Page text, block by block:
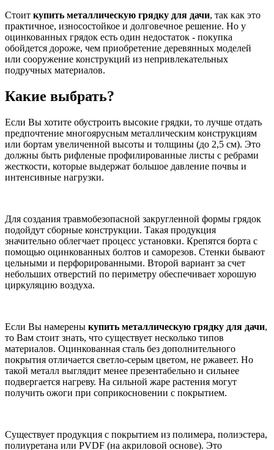
Стоит купить металлическую грядку для дачи, так как это
практичное, износостойкое и долговечное решение. Но у
оцинкованных грядок есть один недостаток - покупка
обойдется дороже, чем приобретение деревянных моделей
или сооружение конструкций из непривлекательных
подручных материалов.
Какие выбрать?
Если Вы хотите обустроить высокие грядки, то лучше отдать
предпочтение многоярусным металлическим конструкциям
или бортам увеличенной высоты и толщины (до 2,5 см). Это
должны быть рифленые профилированные листы с ребрами
жесткости, которые выдержат большое давление почвы и
интенсивные нагрузки.
Для создания травмобезопасной закругленной формы грядок
подойдут сборные конструкции. Такая продукция
значительно облегчает процесс установки. Крепятся борта с
помощью оцинкованных болтов и саморезов. Стенки бывают
цельными и перфорированными. Второй вариант за счет
небольших отверстий по периметру обеспечивает хорошую
циркуляцию воздуха.
Если Вы намерены купить металлическую грядку для дачи,
то Вам стоит знать, что существует несколько типов
материалов. Оцинкованная сталь без дополнительного
покрытия отличается светло-серым цветом, не ржавеет. Но
такой металл выглядит менее презентабельно и сильнее
подвергается нагреву. На сильной жаре растения могут
получить ожоги при соприкосновении с покрытием.
Существует продукция с покрытием из полимера, полиэстера,
полиуретана или PVDF (на акриловой основе). Это